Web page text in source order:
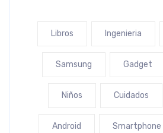
Libros Ingenieria
Samsung Gadget
Niños Cuidados
Android Smartphone